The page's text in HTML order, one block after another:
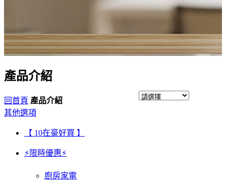
產品介紹
回首頁 產品介紹
其他選項
【 10在豪好買 】
⚡限時優惠⚡
廚房家電